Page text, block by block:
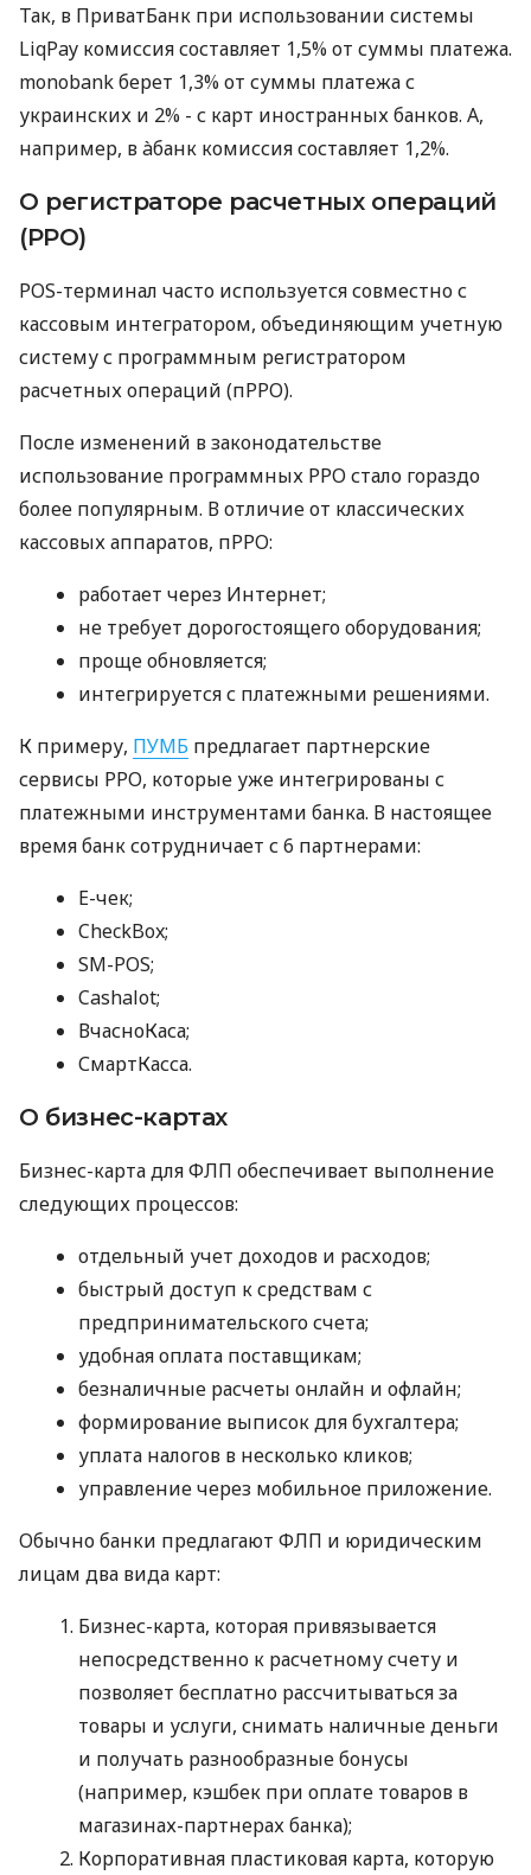
Так, в ПриватБанк при использовании системы
LiqPay комиссия составляет 1,5% от суммы платежа.
monobank берет 1,3% от суммы платежа с
украинских и 2% - с карт иностранных банков. А,
например, в àбанк комиссия составляет 1,2%.
О регистраторе расчетных операций
(РРО)
POS-терминал часто используется совместно с
кассовым интегратором, объединяющим учетную
систему с программным регистратором
расчетных операций (пРРО).
После изменений в законодательстве
использование программных РРО стало гораздо
более популярным. В отличие от классических
кассовых аппаратов, пРРО:
работает через Интернет;
не требует дорогостоящего оборудования;
проще обновляется;
интегрируется с платежными решениями.
К примеру, ПУМБ предлагает партнерские
сервисы РРО, которые уже интегрированы с
платежными инструментами банка. В настоящее
время банк сотрудничает с 6 партнерами:
E-чек;
CheckBox;
SM-POS;
Cashalot;
ВчасноКаса;
СмартКасса.
О бизнес-картах
Бизнес-карта для ФЛП обеспечивает выполнение
следующих процессов:
отдельный учет доходов и расходов;
быстрый доступ к средствам с
предпринимательского счета;
удобная оплата поставщикам;
безналичные расчеты онлайн и офлайн;
формирование выписок для бухгалтера;
уплата налогов в несколько кликов;
управление через мобильное приложение.
Обычно банки предлагают ФЛП и юридическим
лицам два вида карт:
Бизнес-карта, которая привязывается
непосредственно к расчетному счету и
позволяет бесплатно рассчитываться за
товары и услуги, снимать наличные деньги
и получать разнообразные бонусы
(например, кэшбек при оплате товаров в
магазинах-партнерах банка);
Корпоративная пластиковая карта, которую